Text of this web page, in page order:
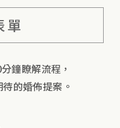
單
鐘瞭解流程，
的婚佈提案。